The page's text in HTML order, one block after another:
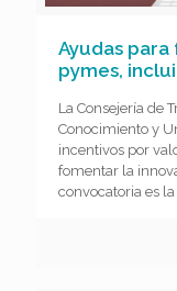
Ayudas
pymes,
La Consejería de
Conocimiento y
incentivos por
fomentar la
convocatoria es